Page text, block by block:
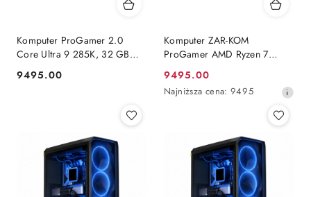
Komputer ProGamer 2.0
Core Ultra 9 285K, 32 GB
XT, WINDOWS 11
Cena:
9495.00
Komputer ZAR-KOM
ProGamer AMD Ryzen 7
NVMe 32 GB RAM Windows
11 Pro
Cena
promocyjna:
9495.00
Najniższa
Najniższa cena: 9495